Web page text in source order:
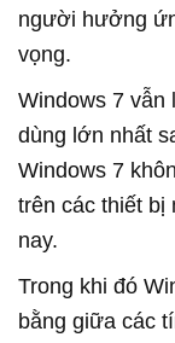
người hưởng
vọng.
Windows 7
dùng lớn nhất
Windows 7
trên các thiết bị
nay.
Trong khi đó
bằng giữa các